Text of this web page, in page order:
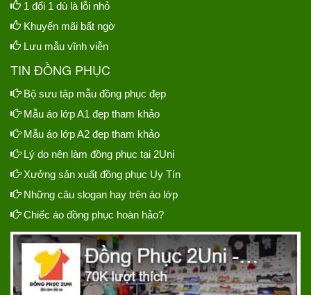
1 đổi 1 dù là lỗi nhỏ
Khuyến mãi bất ngờ
Lưu mẫu vĩnh viễn
TIN ĐỒNG PHỤC
Bộ sưu tập mẫu đồng phục đẹp
Mẫu áo lớp A1 đẹp tham khảo
Mẫu áo lớp A2 đẹp tham khảo
Lý do nên làm đồng phục tại 2Uni
Xưởng sản xuất đồng phục Uy Tín
Những câu slogan hay trên áo lớp
Chiếc áo đồng phục hoàn hảo?